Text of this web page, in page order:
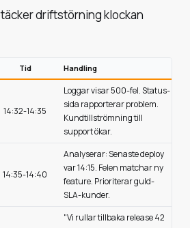
driftstörning klockan
Tid Handling
14:32-14:35
Loggar visar 500-fel. Status-
sida rapporterar problem.
Kundtillströmning till
support ökar.
14:35-14:40
Analyserar: Senaste deploy
var 14:15. Felen matchar ny
feature. Prioriterar guld-
SLA-kunder.
"Vi rullar tillbaka release 42